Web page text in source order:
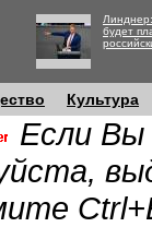
будет
Культура
Если Вы